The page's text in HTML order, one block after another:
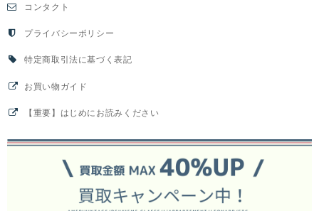
コンタクト
プライバシーポリシー
特定商取引法に基づく表記
お買い物ガイド
【重要】はじめにお読みください